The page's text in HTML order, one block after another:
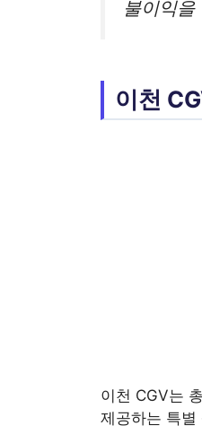
불이익을
이천
이천 CGV는
제공하는 특별